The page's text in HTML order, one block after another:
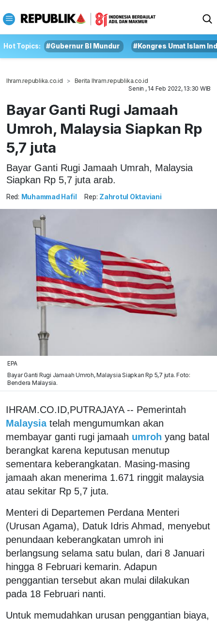
Hot Topics: #Gubernur BI Mundur #Kongres Umat Islam
Ihram.republika.co.id
Berita Ihram.republika.co.id
Senin , 14 Feb 2022, 13:30 WIB
Bayar Ganti Rugi Jamaah
Umroh, Malaysia Siapkan Rp
5,7 juta
Bayar Ganti Rugi Jamaah Umrah, Malaysia
Siapkan Rp 5,7 juta arab.
Red: Muhammad Hafil Rep: Zahrotul Oktaviani
EPA
Bayar Ganti Rugi Jamaah Umroh, Malaysia Siapkan Rp 5,7 juta. Foto:
Bendera Malaysia.
IHRAM.CO.ID,PUTRAJAYA -- Pemerintah
Malaysia telah mengumumkan akan
membayar ganti rugi jamaah umroh yang batal
berangkat karena keputusan menutup
sementara keberangkatan. Masing-masing
jamaah akan menerima 1.671 ringgit malaysia
atau sekitar Rp 5,7 juta.
Menteri di Departemen Perdana Menteri
(Urusan Agama), Datuk Idris Ahmad, menyebut
penundaan keberangkatan umroh ini
berlangsung selama satu bulan, dari 8 Januari
hingga 8 Februari kemarin. Adapun
penggantian tersebut akan mulai dilakukan
pada 18 Februari nanti.
Untuk memudahkan urusan penggantian biaya,